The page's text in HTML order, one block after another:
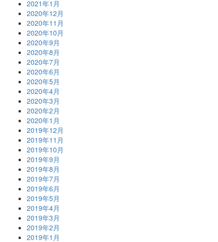
2021年1月
2020年12月
2020年11月
2020年10月
2020年9月
2020年8月
2020年7月
2020年6月
2020年5月
2020年4月
2020年3月
2020年2月
2020年1月
2019年12月
2019年11月
2019年10月
2019年9月
2019年8月
2019年7月
2019年6月
2019年5月
2019年4月
2019年3月
2019年2月
2019年1月